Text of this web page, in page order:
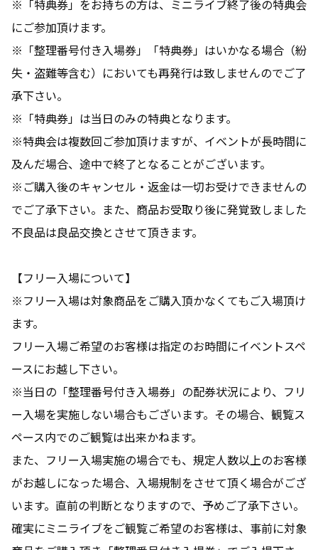
※「特典券」をお持ちの方は、ミニライブ終了後の特典会
にご参加頂けます。
※「整理番号付き入場券」「特典券」はいかなる場合（紛
失・盗難等含む）においても再発行は致しませんのでご了
承下さい。
※「特典券」は当日のみの特典となります。
※特典会は複数回ご参加頂けますが、イベントが長時間に
及んだ場合、途中で終了となることがございます。
※ご購入後のキャンセル・返金は一切お受けできませんの
でご了承下さい。また、商品お受取り後に発覚致しました
不良品は良品交換とさせて頂きます。
【フリー入場について】
※フリー入場は対象商品をご購入頂かなくてもご入場頂け
ます。
フリー入場ご希望のお客様は指定のお時間にイベントスペ
ースにお越し下さい。
※当日の「整理番号付き入場券」の配券状況により、フリ
ー入場を実施しない場合もございます。その場合、観覧ス
ペース内でのご観覧は出来かねます。
また、フリー入場実施の場合でも、規定人数以上のお客様
がお越しになった場合、入場規制をさせて頂く場合がござ
います。直前の判断となりますので、予めご了承下さい。
確実にミニライブをご観覧ご希望のお客様は、事前に対象